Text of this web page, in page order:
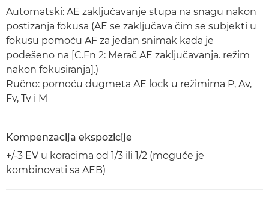
Automatski: AE zaključavanje stupa na snagu nakon
postizanja fokusa (AE se zaključava čim se subjekti u
fokusu pomoću AF za jedan snimak kada je
podešeno na [C.Fn 2: Merač AE zaključavanja. režim
nakon fokusiranja].)
Ručno: pomoću dugmeta AE lock u režimima P, Av,
Fv, Tv i M
Kompenzacija ekspozicije
+/-3 EV u koracima od 1/3 ili 1/2 (moguće je
kombinovati sa AEB)